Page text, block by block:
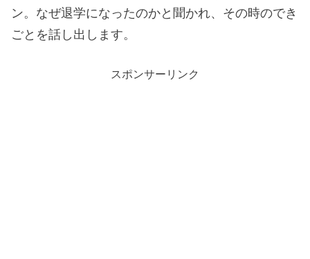
ン。なぜ退学になったのかと聞かれ、その時のでき
ごとを話し出します。
スポンサーリンク